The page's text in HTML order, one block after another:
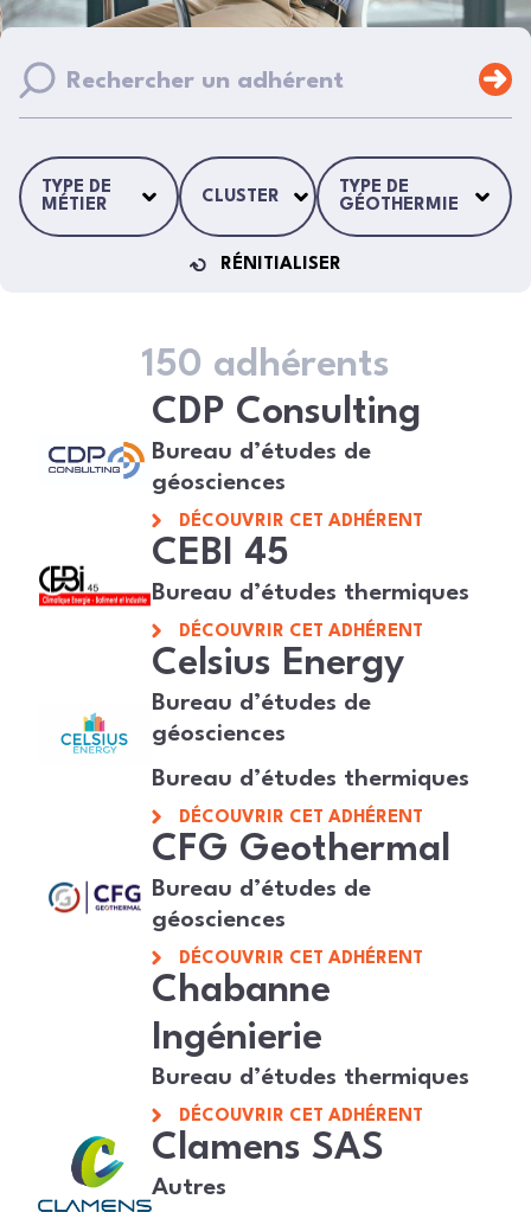
TYPE DE
MÉTIER
CLUSTER
TYPE DE
GÉOTHERMIE
RÉNITIALISER
150 adhérents
CDP Consulting
Bureau d’études de
géosciences
DÉCOUVRIR CET ADHÉRENT
CEBI 45
Bureau d’études thermiques
DÉCOUVRIR CET ADHÉRENT
Celsius Energy
Bureau d’études de
géosciences
Bureau d’études thermiques
DÉCOUVRIR CET ADHÉRENT
CFG Geothermal
Bureau d’études de
géosciences
DÉCOUVRIR CET ADHÉRENT
Chabanne
Ingénierie
Bureau d’études thermiques
DÉCOUVRIR CET ADHÉRENT
Clamens SAS
Autres